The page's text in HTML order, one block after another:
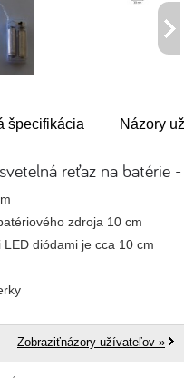
špecifikácia Názory
reťaz na batérie
zdroja 10 cm
diódami je cca 10 cm
Zobraziťnázory užívateľov »